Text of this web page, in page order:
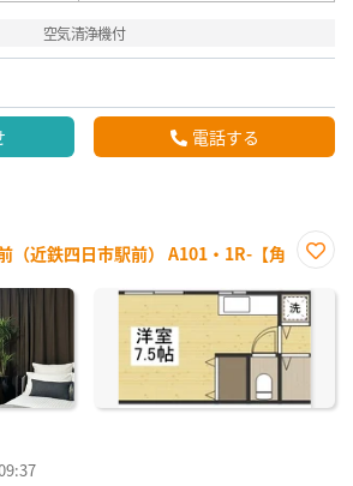
空気清浄機付
電話する
（近鉄四日市駅前） A101・1R-【角
に入
り登
録